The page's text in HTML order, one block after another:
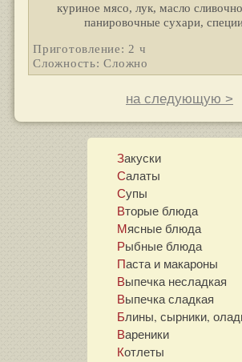
куриное мясо, лук, масло
панировочные сухари,
Приготовление: 2 ч
Сложность: Сложно
на следующую >
Закуски
Салаты
Супы
Вторые блюда
Мясные блюда
Рыбные блюда
Паста и макароны
Выпечка несладкая
Выпечка сладкая
Блины, сырники,
Вареники
Котлеты